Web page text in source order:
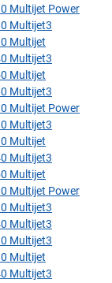
Multijet Power
Multijet3
Multijet
Multijet3
Multijet
Multijet3
Multijet Power
Multijet3
Multijet
Multijet3
Multijet
Multijet Power
Multijet3
Multijet3
Multijet3
Multijet
Multijet3